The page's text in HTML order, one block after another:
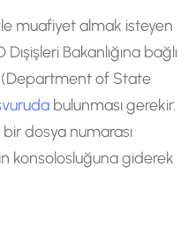
muafiyet almak isteyen
Bakanlığına bağlı
of State
bulunması gerekir.
dosya numarası
konsolosluğuna giderek